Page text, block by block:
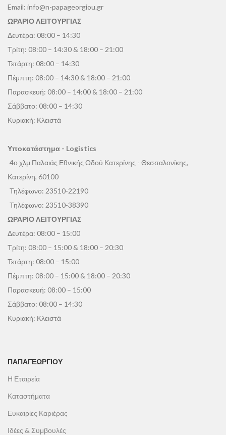
Email: info@n-papageorgiou.gr
ΩΡΑΡΙΟ ΛΕΙΤΟΥΡΓΙΑΣ
Δευτέρα: 08:00 – 14:30
Τρίτη: 08:00 – 14:30 & 18:00 – 21:00
Τετάρτη: 08:00 – 14:30
Πέμπτη: 08:00 – 14:30 & 18:00 – 21:00
Παρασκευή: 08:00 – 14:00 & 18:00 – 21:00
Σάββατο: 08:00 – 14:30
Κυριακή: Κλειστά
Υποκατάστημα - Logistics
4ο χλμ Παλαιάς Εθνικής Οδού Κατερίνης - Θεσσαλονίκης,
Κατερίνη, 60100
Τηλέφωνο: 23510-22190
Τηλέφωνο: 23510-38390
ΩΡΑΡΙΟ ΛΕΙΤΟΥΡΓΙΑΣ
Δευτέρα: 08:00 – 15:00
Τρίτη: 08:00 – 15:00 & 18:00 – 20:30
Τετάρτη: 08:00 – 15:00
Πέμπτη: 08:00 – 15:00 & 18:00 – 20:30
Παρασκευή: 08:00 – 15:00
Σάββατο: 08:00 – 14:30
Κυριακή: Κλειστά
ΠΑΠΑΓΕΩΡΓΊΟΥ
Η Εταιρεία
Καταστήματα
Ευκαιρίες Καριέρας
Ιδέες & Συμβουλές